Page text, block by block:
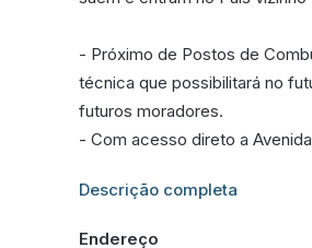
- Próximo de Postos de
técnica que possibilitará no
futuros moradores.
- Com acesso direto a
Informações adicionais sobre
Descrição completa
Endereço